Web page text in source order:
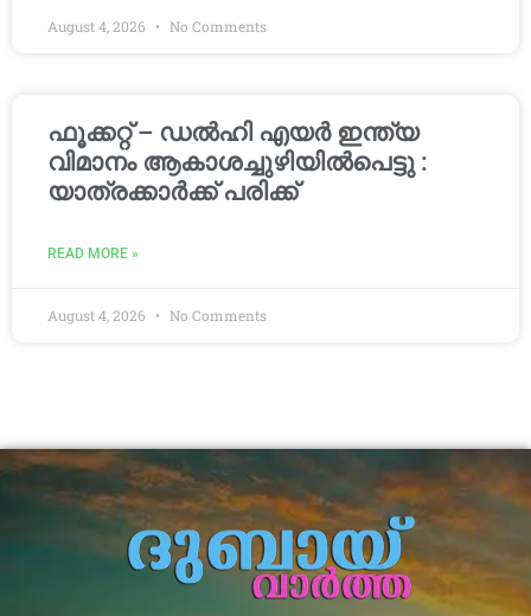
August 4, 2026 No Comments
ഫൂക്കറ്റ് – ഡൽഹി എയര്‍ ഇന്ത്യ
വിമാനം ആകാശച്ചുഴിയില്‍പെട്ടു :
യാത്രക്കാര്‍ക്ക് പരിക്ക്
READ MORE »
August 4, 2026 No Comments